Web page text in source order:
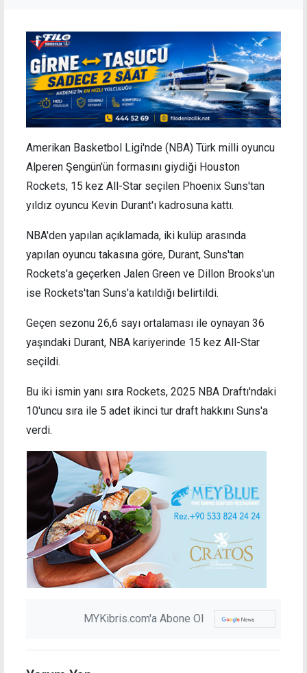
Amerikan Basketbol Ligi'nde (NBA) Türk milli oyuncu
Alperen Şengün'ün formasını giydiği Houston
Rockets, 15 kez All-Star seçilen Phoenix Suns'tan
yıldız oyuncu Kevin Durant'ı kadrosuna kattı.
NBA'den yapılan açıklamada, iki kulüp arasında
yapılan oyuncu takasına göre, Durant, Suns'tan
Rockets'a geçerken Jalen Green ve Dillon Brooks'un
ise Rockets'tan Suns'a katıldığı belirtildi.
Geçen sezonu 26,6 sayı ortalaması ile oynayan 36
yaşındaki Durant, NBA kariyerinde 15 kez All-Star
seçildi.
Bu iki ismin yanı sıra Rockets, 2025 NBA Draftı'ndaki
10'uncu sıra ile 5 adet ikinci tur draft hakkını Suns'a
verdi.
MYKibris.com'a Abone Ol